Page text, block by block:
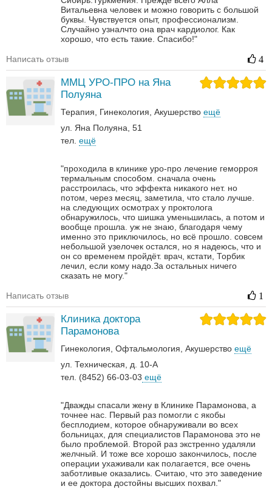
Витальевна человек и можно говорить с большой
буквы. Чувствуется опыт, профессионализм.
Случайно узналчто она врач кардиолог. Как
хорошо, что есть такие. Спасибо!"
Написать отзыв 4
ММЦ УРО-ПРО на Яна
Полуяна
Терапия Гинекология Акушерство ещё
ул. Яна Полуяна, 51
тел. ещё
"проходила в клинике уро-про лечение геморроя
термальным способом. сначала очень
расстроилась, что эффекта никакого нет. но
потом, через месяц, заметила, что стало лучше.
на следующих осмотрах у проктолога
обнаружилось, что шишка уменьшилась, а потом и
вообще прошла. уж не знаю, благодаря чему
именно это приключилось, но всё прошло. совсем
небольшой узелочек остался, но я надеюсь, что и
он со временем пройдёт. врач, кстати, Торбик
лечил, если кому надо.За остальных ничего
сказать не могу."
Написать отзыв 1
Клиника доктора
Парамонова
Гинекология Офтальмология Акушерство ещё
ул. Техническая, д. 10-А
тел. (8452) 66-03-03 ещё
"Дважды спасали жену в Клинике Парамонова, а
точнее нас. Первый раз помогли с якобы
бесплодием, которое обнаруживали во всех
больницах, для специалистов Парамонова это не
было проблемой. Второй раз экстренно удаляли
желчный. И тоже все хорошо закончилось, после
операции ухаживали как полагается, все очень
заботливые оказались. Считаю, что это заведение
и ее доктора достойны высших похвал."